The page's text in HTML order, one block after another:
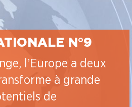
N°9
l’Europe a deux
à grande
de